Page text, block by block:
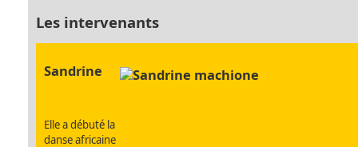
Les intervenants
Sandrine
Elle a débuté la
danse africaine